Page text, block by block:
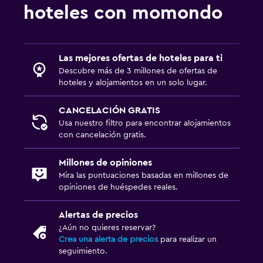
hoteles con momondo
Las mejores ofertas de hoteles para ti
Descubre más de 3 millones de ofertas de
hoteles y alojamientos en un solo lugar.
CANCELACIÓN GRATIS
Usa nuestro filtro para encontrar alojamientos
con cancelación gratis.
Millones de opiniones
Mira las puntuaciones basadas en millones de
opiniones de huéspedes reales.
Alertas de precios
¿Aún no quieres reservar?
Crea una alerta de precios para realizar un
seguimiento.